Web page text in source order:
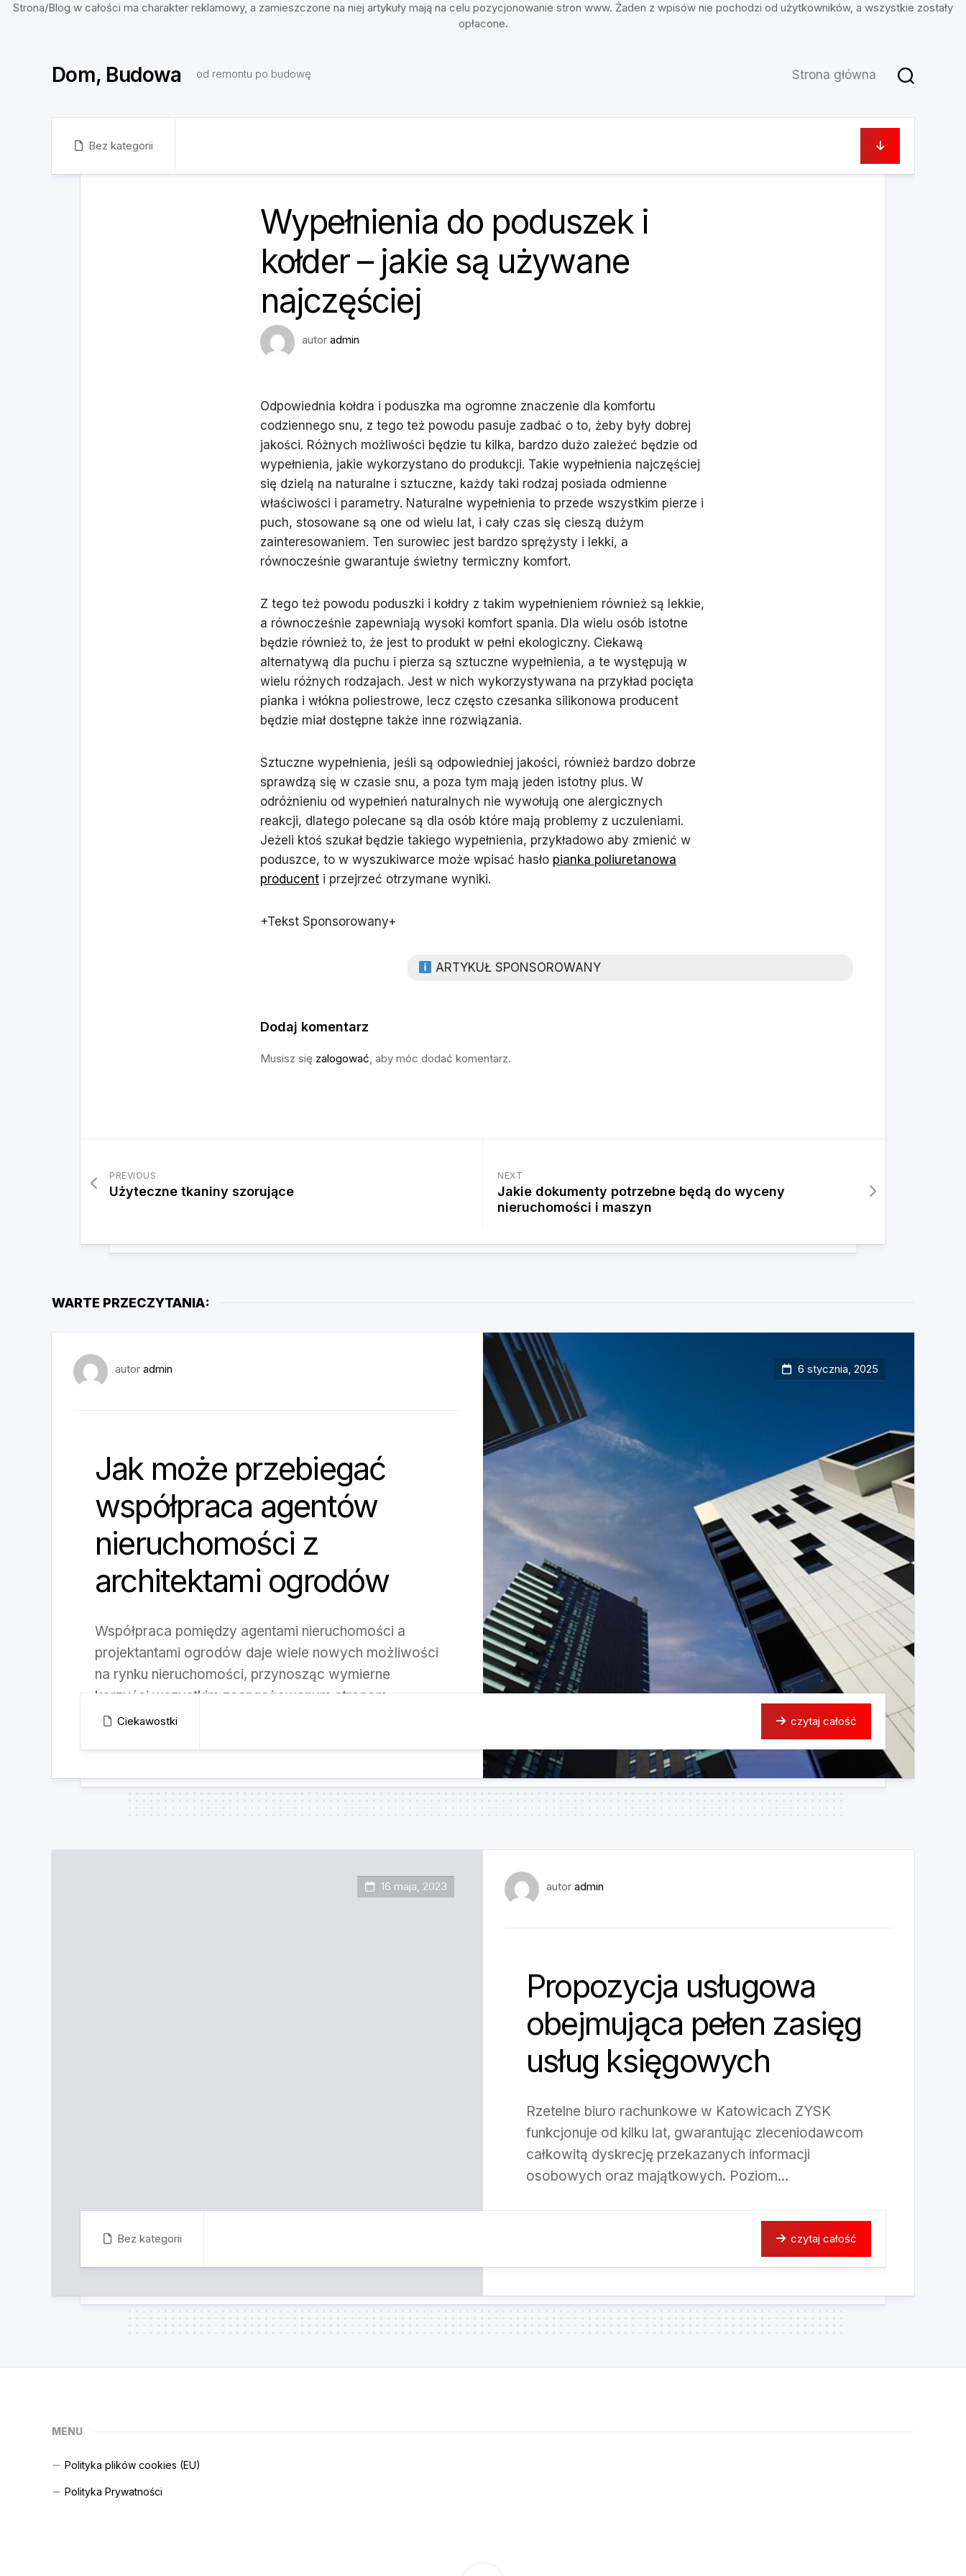
Strona/Blog w całości ma charakter reklamowy, a zamieszczone na niej artykuły mają na celu pozycjonowanie stron www. Żaden z wpisów nie pochodzi od użytkowników, a wszystkie zostały
opłacone.
Dom, Budowa od remontu po budowę Strona główna
Bez kategorii
Wypełnienia do poduszek i
kołder – jakie są używane
najczęściej
autor admin
Odpowiednia kołdra i poduszka ma ogromne znaczenie dla komfortu
codziennego snu, z tego też powodu pasuje zadbać o to, żeby były dobrej
jakości. Różnych możliwości będzie tu kilka, bardzo dużo zależeć będzie od
wypełnienia, jakie wykorzystano do produkcji. Takie wypełnienia najczęściej
się dzielą na naturalne i sztuczne, każdy taki rodzaj posiada odmienne
właściwości i parametry. Naturalne wypełnienia to przede wszystkim pierze i
puch, stosowane są one od wielu lat, i cały czas się cieszą dużym
zainteresowaniem. Ten surowiec jest bardzo sprężysty i lekki, a
równocześnie gwarantuje świetny termiczny komfort.
Z tego też powodu poduszki i kołdry z takim wypełnieniem również są lekkie,
a równocześnie zapewniają wysoki komfort spania. Dla wielu osób istotne
będzie również to, że jest to produkt w pełni ekologiczny. Ciekawą
alternatywą dla puchu i pierza są sztuczne wypełnienia, a te występują w
wielu różnych rodzajach. Jest w nich wykorzystywana na przykład pocięta
pianka i włókna poliestrowe, lecz często czesanka silikonowa producent
będzie miał dostępne także inne rozwiązania.
Sztuczne wypełnienia, jeśli są odpowiedniej jakości, również bardzo dobrze
sprawdzą się w czasie snu, a poza tym mają jeden istotny plus. W
odróżnieniu od wypełnień naturalnych nie wywołują one alergicznych
reakcji, dlatego polecane są dla osób które mają problemy z uczuleniami.
Jeżeli ktoś szukał będzie takiego wypełnienia, przykładowo aby zmienić w
poduszce, to w wyszukiwarce może wpisać hasło pianka poliuretanowa
producent i przejrzeć otrzymane wyniki.
+Tekst Sponsorowany+
ARTYKUŁ SPONSOROWANY
Dodaj komentarz
Musisz się zalogować, aby móc dodać komentarz.
NEXT
Jakie dokumenty potrzebne będą do wyceny
nieruchomości i maszyn
PREVIOUS
Użyteczne tkaniny szorujące
WARTE PRZECZYTANIA:
6 stycznia, 2025
autor admin
Jak może przebiegać
współpraca agentów
nieruchomości z
architektami ogrodów
Współpraca pomiędzy agentami nieruchomości a
projektantami ogrodów daje wiele nowych możliwości
na rynku nieruchomości, przynosząc wymierne
korzyści wszystkim zaangażowanym stronom....
Ciekawostki czytaj całość
16 maja, 2023 autor admin
Propozycja usługowa
obejmująca pełen zasięg
usług księgowych
Rzetelne biuro rachunkowe w Katowicach ZYSK
funkcjonuje od kilku lat, gwarantując zleceniodawcom
całkowitą dyskrecję przekazanych informacji
osobowych oraz majątkowych. Poziom...
Bez kategorii czytaj całość
MENU
Polityka plików cookies (EU)
Polityka Prywatności